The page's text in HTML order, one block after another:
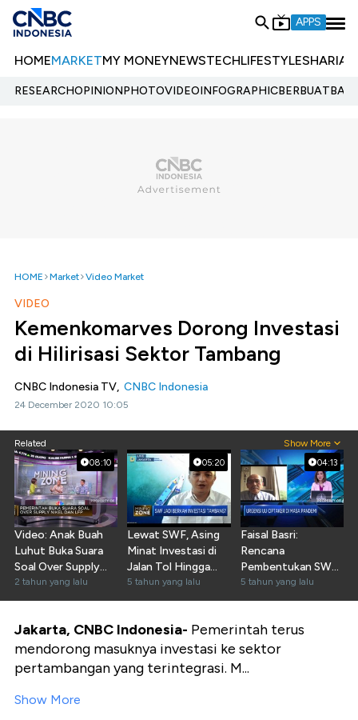
APPS
HOMEMARKETMY MONEYNEWSTECHLIFESTYLESHARIA
RESEARCHOPINIONPHOTOVIDEOINFOGRAPHIC
HOME Market Video Market
VIDEO
Kemenkomarves Dorong Investasi
di Hilirisasi Sektor Tambang
CNBC Indonesia TV, CNBC Indonesia
24 December 2020 10:05
Related Show More
08:10
Video: Anak Buah
Luhut Buka Suara
Soal Over Supply
Nikel & LFP
2 tahun yang lalu
05:20
Lewat SWF, Asing
Minat Investasi di
Jalan Tol Hingga
EBT
5 tahun yang lalu
04:13
Faisal Basri:
Rencana
Pembentukan SWF
RI Berisiko Tinggi
5 tahun yang lalu
Jakarta, CNBC Indonesia- Pemerintah terus
mendorong masuknya investasi ke sektor
pertambangan yang terintegrasi. M...
Show More